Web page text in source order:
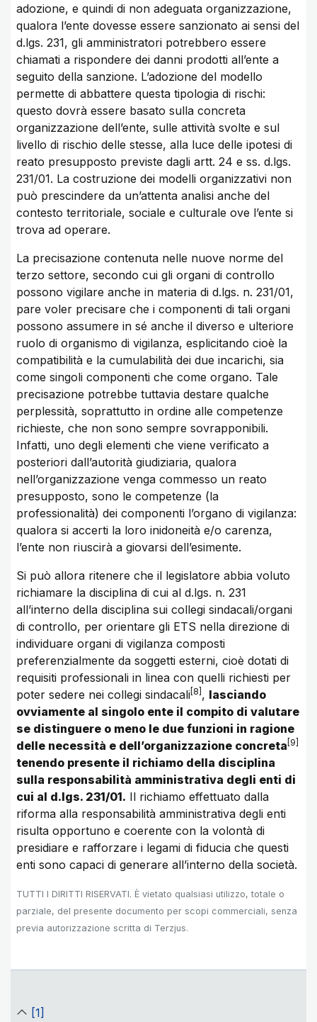
adozione, e quindi di non adeguata organizzazione,
qualora l’ente dovesse essere sanzionato ai sensi del
d.lgs. 231, gli amministratori potrebbero essere
chiamati a rispondere dei danni prodotti all’ente a
seguito della sanzione. L’adozione del modello
permette di abbattere questa tipologia di rischi:
questo dovrà essere basato sulla concreta
organizzazione dell’ente, sulle attività svolte e sul
livello di rischio delle stesse, alla luce delle ipotesi di
reato presupposto previste dagli artt. 24 e ss. d.lgs.
231/01. La costruzione dei modelli organizzativi non
può prescindere da un’attenta analisi anche del
contesto territoriale, sociale e culturale ove l’ente si
trova ad operare.
La precisazione contenuta nelle nuove norme del
terzo settore, secondo cui gli organi di controllo
possono vigilare anche in materia di d.lgs. n. 231/01,
pare voler precisare che i componenti di tali organi
possono assumere in sé anche il diverso e ulteriore
ruolo di organismo di vigilanza, esplicitando cioè la
compatibilità e la cumulabilità dei due incarichi, sia
come singoli componenti che come organo. Tale
precisazione potrebbe tuttavia destare qualche
perplessità, soprattutto in ordine alle competenze
richieste, che non sono sempre sovrapponibili.
Infatti, uno degli elementi che viene verificato a
posteriori dall’autorità giudiziaria, qualora
nell’organizzazione venga commesso un reato
presupposto, sono le competenze (la
professionalità) dei componenti l’organo di vigilanza:
qualora si accerti la loro inidoneità e/o carenza,
l’ente non riuscirà a giovarsi dell’esimente.
Si può allora ritenere che il legislatore abbia voluto
richiamare la disciplina di cui al d.lgs. n. 231
all’interno della disciplina sui collegi sindacali/organi
di controllo, per orientare gli ETS nella direzione di
individuare organi di vigilanza composti
preferenzialmente da soggetti esterni, cioè dotati di
requisiti professionali in linea con quelli richiesti per
poter sedere nei collegi sindacali 8 , lasciando
ovviamente al singolo ente il compito di valutare
se distinguere o meno le due funzioni in ragione
delle necessità e dell’organizzazione concreta 9
tenendo presente il richiamo della disciplina
sulla responsabilità amministrativa degli enti di
cui al d.lgs. 231/01. Il richiamo effettuato dalla
riforma alla responsabilità amministrativa degli enti
risulta opportuno e coerente con la volontà di
presidiare e rafforzare i legami di fiducia che questi
enti sono capaci di generare all’interno della società.
TUTTI I DIRITTI RISERVATI. È vietato qualsiasi utilizzo, totale o
parziale, del presente documento per scopi commerciali, senza
previa autorizzazione scritta di Terzjus.
[1]